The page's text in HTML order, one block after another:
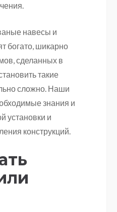
навесы и
богато, шикарно
сделанных в
такие
сложно. Наши
знания и
установки и
конструкций.